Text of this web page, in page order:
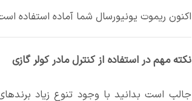
اکنون ریموت یونیورسال شما آماده
نکته مهم در استفاده از کنترل مادر کولر گازی
جالب است بدانید با وجود تنوع زیاد